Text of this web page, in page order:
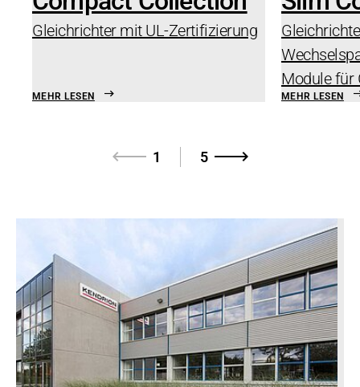
Gleichrichter mit UL-Zertifizierung
MEHR LESEN
Module für
MEHR LESEN
1 5